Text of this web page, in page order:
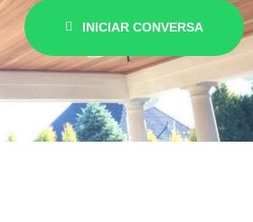
INICIAR CONVERSA